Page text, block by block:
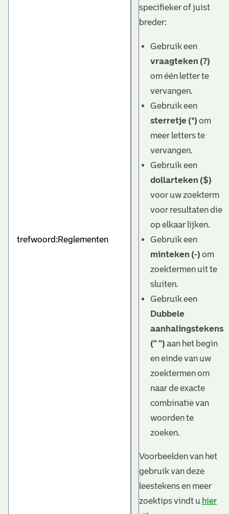
specifieker of juist
breder:
Gebruik een
vraagteken (?)
om één letter te
vervangen.
Gebruik een
sterretje (*) om
meer letters te
vervangen.
Gebruik een
dollarteken ($)
voor uw zoekterm
voor resultaten die
op elkaar lijken.
Gebruik een
minteken (-) om
zoektermen uit te
sluiten.
Gebruik een
Dubbele
aanhalingstekens
(" ") aan het begin
en einde van uw
zoektermen om
naar de exacte
combinatie van
woorden te
zoeken.
Voorbeelden van het
gebruik van deze
leestekens en meer
zoektips vindt u hier